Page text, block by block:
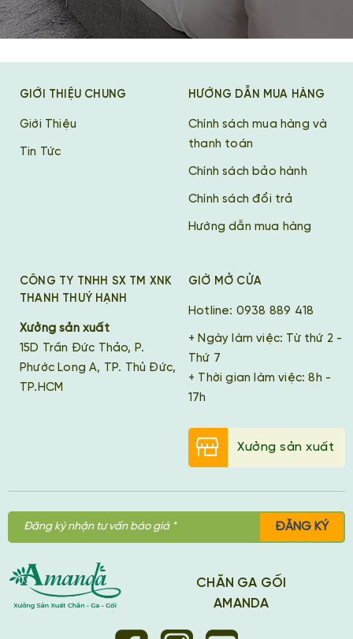
GIỚI THIỆU CHUNG
Giới Thiệu
Tin Tức
HƯỚNG DẪN MUA HÀNG
Chính sách mua hàng và
thanh toán
Chính sách bảo hành
Chính sách đổi trả
Hướng dẫn mua hàng
CÔNG TY TNHH SX TM XNK
THANH THUÝ HẠNH
Xưởng sản xuất
15D Trần Đức Thảo, P.
Phước Long A, TP. Thủ Đức,
TP.HCM
GIỜ MỞ CỬA
Hotline: 0938 889 418
+ Ngày làm việc: Từ thứ 2 -
Thứ 7
+ Thời gian làm việc: 8h -
17h
Xưởng sản xuất
ĐĂNG KÝ
CHĂN GA GỐI
AMANDA